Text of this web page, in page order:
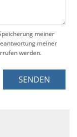
meiner
meiner
werden.
SENDEN